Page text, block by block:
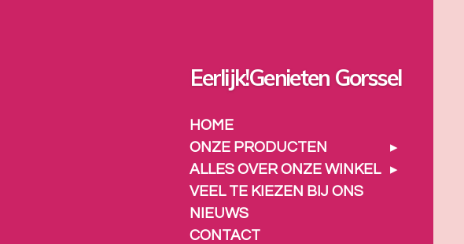
Eerlijk!Genieten Gorssel
HOME
ONZE PRODUCTEN
ALLES OVER ONZE WINKEL
VEEL TE KIEZEN BIJ ONS
NIEUWS
CONTACT